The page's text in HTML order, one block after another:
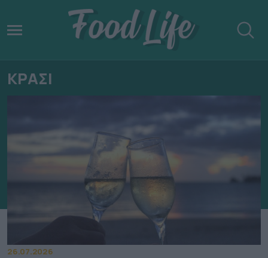
ΚΡΑΣΙ
26.07.2026